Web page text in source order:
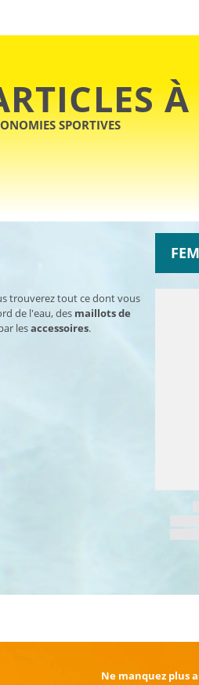
SPORTIVES
trouverez tout ce dont vous
de l'eau, des maillots de
lesaccessoires.
Ne manquez plus